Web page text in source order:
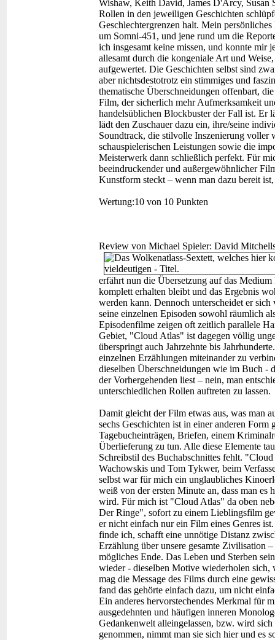
Wishaw, Keith David, James D'Arcy, Susan
Rollen in den jeweiligen Geschichten
Geschlechtergrenzen halt. Mein
um Somni-451, und jene rund um die
ich insgesamt keine missen, und konnte mir
allesamt durch die kongeniale Art und
aufgewertet. Die Geschichten selbst sind
aber nichtsdestotrotz ein stimmiges und
thematische Überschneidungen offenbart,
Film, der sicherlich mehr Aufmerksamkeit
handelsüblichen Blockbuster der Fall ist. Er
lädt den Zuschauer dazu ein, ihre/seine
Soundtrack, die stilvolle Inszenierung voller
schauspielerischen Leistungen sowie die
Meisterwerk dann schließlich perfekt. Für
beeindruckender und außergewöhnlicher
Kunstform steckt – wenn man dazu bereit
Wertung:10 von 10 Punkten
Review von Michael Spieler: David
erfährt nun die Übersetzung auf das
komplett erhalten bleibt und das Ergebnis
werden kann. Dennoch unterscheidet er
seine einzelnen Episoden sowohl räumlich
Episodenfilme zeigen oft zeitlich parallele
Gebiet, "Cloud Atlas" ist dagegen völlig
überspringt auch Jahrzehnte bis
einzelnen Erzählungen miteinander zu
dieselben Überschneidungen wie im Buch -
der Vorhergehenden liest – nein, man
unterschiedlichen Rollen auftreten zu lassen.
Damit gleicht der Film etwas aus, was man
sechs Geschichten ist in einer anderen
Tagebucheinträgen, Briefen, einem
Überlieferung zu tun. Alle diese Elemente
Schreibstil des Buchabschnittes fehlt.
Wachowskis und Tom Tykwer, beim
selbst war für mich ein unglaubliches
weiß von der ersten Minute an, dass man
wird. Für mich ist "Cloud Atlas" da oben
Der Ringe", sofort zu einem Lieblingsfilm
er nicht einfach nur ein Film eines Genres
finde ich, schafft eine unnötige Distanz
Erzählung über unsere gesamte Zivilisation
mögliches Ende. Das Leben und Sterben
wieder - dieselben Motive wiederholen
mag die Message des Films durch eine
fand das gehörte einfach dazu, um nicht
Ein anderes hervorstechendes Merkmal für
ausgedehnten und häufigen inneren
Gedankenwelt alleingelassen, bzw. wird
genommen, nimmt man sie sich hier und es